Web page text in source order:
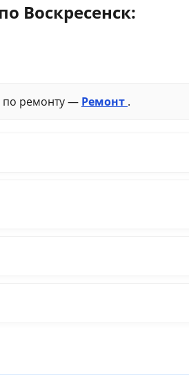
Воскресенск:
по ремонту — Ремонт .